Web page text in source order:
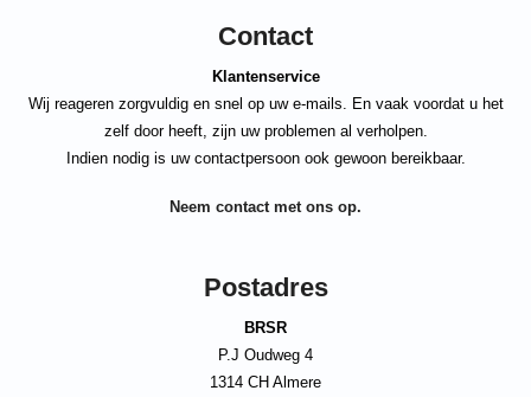
Contact
Klantenservice
Wij reageren zorgvuldig en snel op uw e-mails. En vaak voordat u het
zelf door heeft, zijn uw problemen al verholpen.
Indien nodig is uw contactpersoon ook gewoon bereikbaar.
Neem contact met ons op.
Postadres
BRSR
P.J Oudweg 4
1314 CH Almere